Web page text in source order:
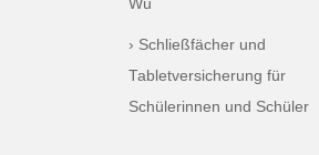
Wü
› Schließfächer und
Tabletversicherung für
Schülerinnen und Schüler